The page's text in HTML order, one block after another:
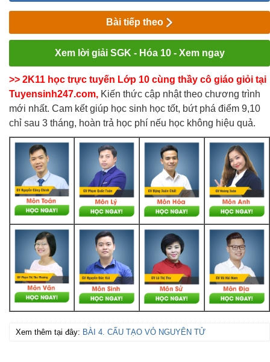
Bài tiếp theo
Xem lời giải SGK - Hóa 10 - Xem ngay
>> 2K11 học trực tuyến Lớp 10 cùng thầy cô giáo giỏi tại
Tuyensinh247.com, Kiến thức cập nhật theo chương trình
mới nhất. Cam kết giúp học sinh học tốt, bứt phá điểm 9,10
chỉ sau 3 tháng, hoàn trả học phí nếu học không hiệu quả.
Xem thêm tại đây: BÀI 4. CẤU TẠO VỎ NGUYÊN TỬ